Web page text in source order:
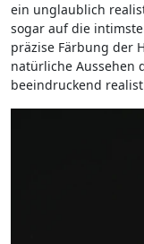
ein unglaublich
sogar auf die
präzise Färbung der
natürliche Aussehen
beeindruckend